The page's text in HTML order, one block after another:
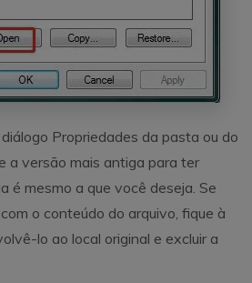
Propriedades da pasta ou do
a versão mais antiga para ter
é mesmo a que você deseja. Se
o conteúdo do arquivo, fique à
lo ao local original e excluir a